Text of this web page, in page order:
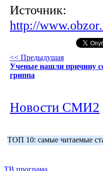
Источник:
http://
<< Предыдущая
Ученые нашли причину
гриппа
Новости СМИ2
ТОП 10: самые читаемые
ТВ програма